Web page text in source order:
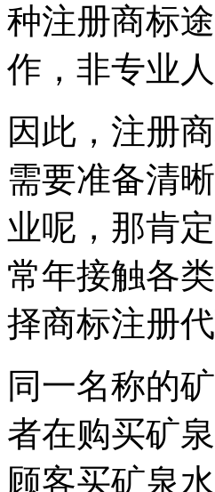
种注册商标
作，非专业
因此，注册
需要准备清
业呢，那肯
常年接触各
择商标注册
同一名称的
者在购买矿
顾客买矿泉